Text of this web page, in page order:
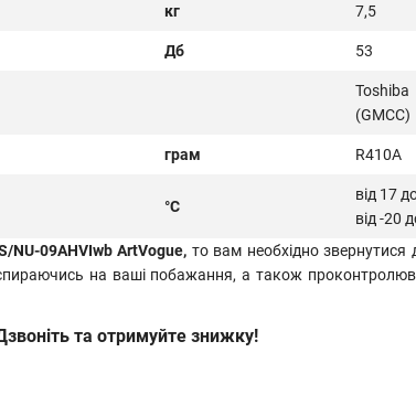
кг 7,5
Дб 53
Toshiba
(GMCC)
грам R410A
°С
від 17
від -20
NU-09AHVIwb ArtVogue, то вам необхідно звернутися
на ваші побажання, а також
та отримуйте знижку!